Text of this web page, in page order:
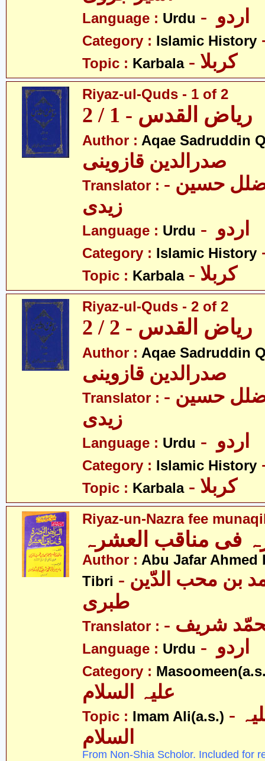
Language : Urdu
Category : Islamic History
Topic : Karbala - کربلا
Riyaz-ul-Quds - 1 of 2
ریاض القدس - 1 / 2
Author : Aqae Sadruddin
Translator : - مولانا سیّد ضلل حسین
زیدی
Language : Urdu
Category : Islamic History
Topic : Karbala - کربلا
Riyaz-ul-Quds - 2 of 2
ریاض القدس - 2 / 2
Author : Aqae Sadruddin
Translator : - مولانا سیّد ضلل حسین
زیدی
Language : Urdu
Category : Islamic History
Topic : Karbala - کربلا
Riyaz-un-Nazra fee
فی مناقب العشرہ
Author : Abu Jafar
Tibri - ابو جعفر احمد بن محب الدّین
طبری
Translator : محمّد شریف
Language : Urdu
Category :
Topic : Imam Ali(a.s.) - امام علی علیہ
السلام
From Non-Shia Scholor. Included for